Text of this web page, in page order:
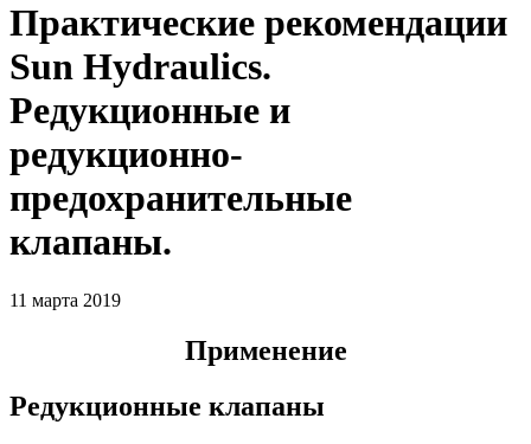
Практические рекомендации
Sun Hydraulics.
Редукционные и
редукционно-
предохранительные
клапаны.
11 марта 2019
Применение
Редукционные клапаны